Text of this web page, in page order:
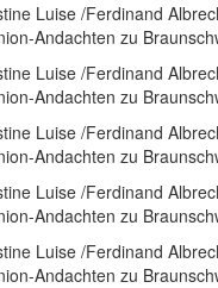
Luise /Ferdinand
Andachten zu
Luise /Ferdinand
Andachten zu
Luise /Ferdinand
Andachten zu
Luise /Ferdinand
Andachten zu
Luise /Ferdinand
Andachten zu